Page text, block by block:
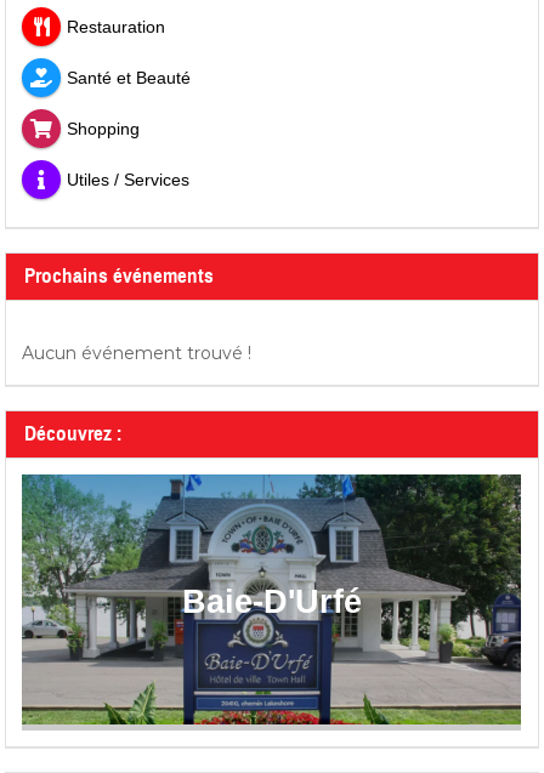
Restauration
Santé et Beauté
Shopping
Utiles / Services
Prochains événements
Aucun événement trouvé !
Découvrez :
Baie-D'Urfé